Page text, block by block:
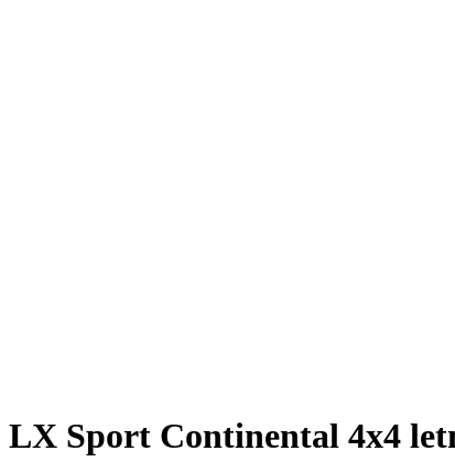
LX Sport Continental 4x4